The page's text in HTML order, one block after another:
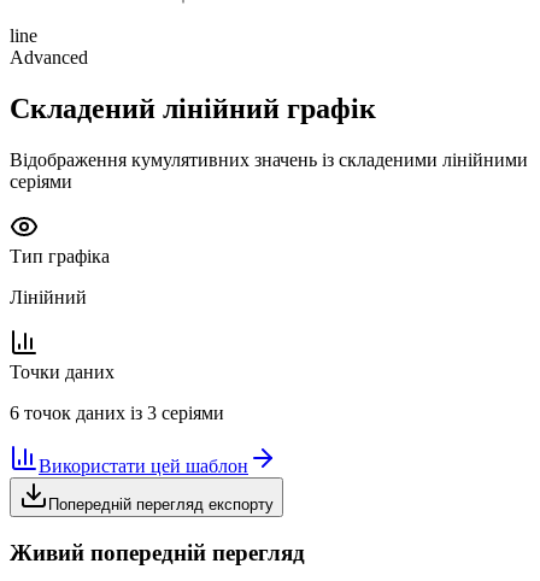
line
Advanced
Складений лінійний графік
Відображення кумулятивних значень із складеними лінійними
серіями
Тип графіка
Лінійний
Точки даних
6 точок даних із 3 серіями
Використати цей шаблон
Попередній перегляд експорту
Живий попередній перегляд